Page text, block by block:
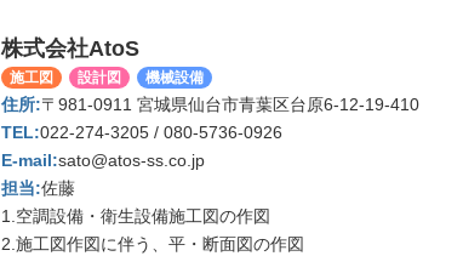
株式会社AtoS
施工図 設計図 機械設備
〒981-0911 宮城県仙台市青葉区台原6-12-19-410
022-274-3205 / 080-5736-0926
sato@atos-ss.co.jp
佐藤
1.空調設備・衛生設備施工図の作図
2.施工図作図に伴う、平・断面図の作図